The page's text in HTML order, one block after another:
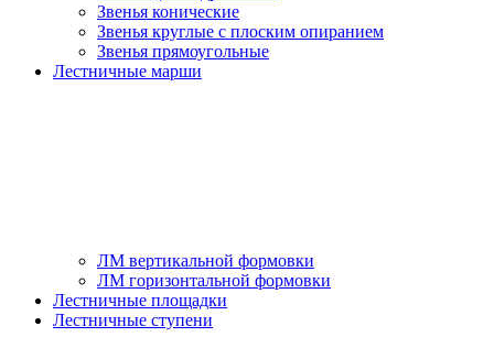
Звенья конические
Звенья круглые с плоским опиранием
Звенья прямоугольные
Лестничные марши
ЛМ вертикальной формовки
ЛМ горизонтальной формовки
Лестничные площадки
Лестничные ступени